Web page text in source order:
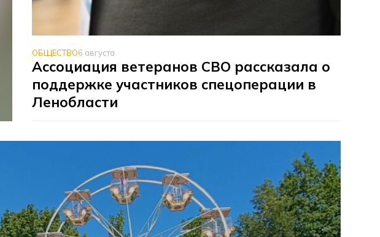
ОБЩЕСТВО6 августа
Ассоциация ветеранов СВО рассказала о
поддержке участников спецоперации в
Ленобласти